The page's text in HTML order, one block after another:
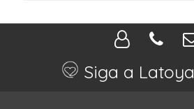
Siga a Latoya